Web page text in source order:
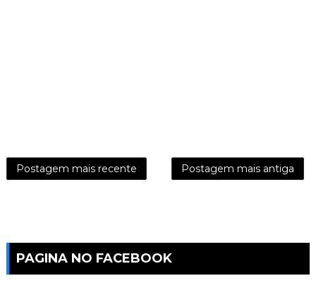
Postagem mais recente Postagem mais antiga
PAGINA NO FACEBOOK